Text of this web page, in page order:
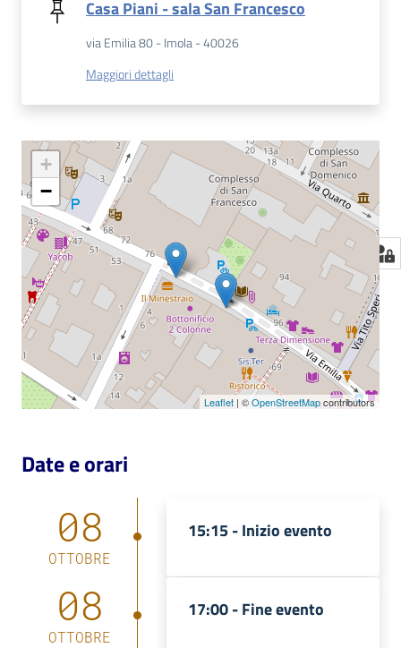
Casa Piani - sala San Francesco
via Emilia 80 - Imola - 40026
Maggiori dettagli
+
−
Leaflet | ©OpenStreetMapcontributors
Date e orari
08
OTTOBRE
15:15 -Inizio evento
08
OTTOBRE
17:00 -Fine evento